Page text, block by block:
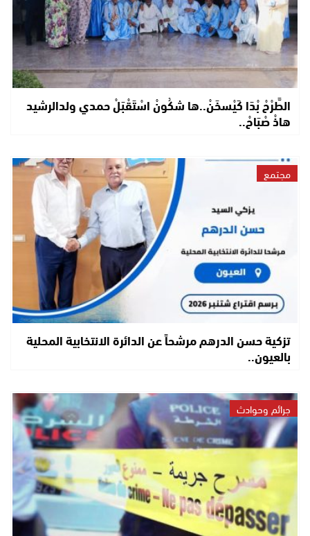
الطَّرْحْ بْدَا كَيْسخَنْ..ها شكُونْ اسْتَقْبَلْ حمدي ولدالرشيد
هاذْ صْبَاحْ..
مجتمع
تزكية حسن الدرهم مرشحاً عن الدائرة الانتخابية المحلية
بالعيون..
جرائم وحوادث